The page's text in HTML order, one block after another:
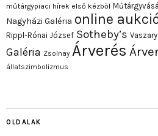
műtárgypiaci hírek első kézből
Nagyházi Galéria online
Rippl-Rónai József Sotheby’s
Galéria Zsolnay Árverés
állatszimbolizmus
OLDALAK